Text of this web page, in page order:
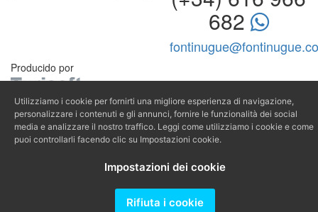
682
Producido por
Utilizziamo i cookie per fornirti una migliore esperienza di navigazione,
personalizzare i contenuti e gli annunci, fornire le funzionalità dei social
media e analizzare il nostro traffico. Leggi come utilizziamo i cookie e come
puoi controllarli facendo clic su Impostazioni cookie.
Impostazioni dei cookie
Rifiuta i cookie